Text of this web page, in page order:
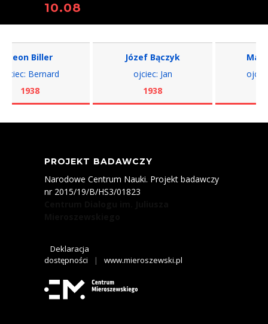
10.08
Biller
Bernard
1938
Józef Bączyk
ojciec: Jan
1938
ojciec:
PROJEKT BADAWCZY
Narodowe Centrum Nauki. Projekt badawczy
nr 2015/19/B/HS3/01823
Deklaracja
dostępności
| www.mieroszewski.pl